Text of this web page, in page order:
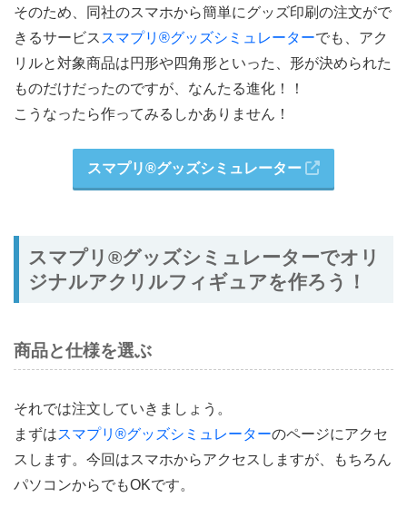
そのため、同社のスマホから簡単にグッズ印刷の注文がで
きるサービス スマプリ®グッズシミュレーターでも、アク
リルと対象商品は円形や四角形といった、形が決められた
ものだけだったのですが、なんたる進化！！
こうなったら作ってみるしかありません！
スマプリ®️グッズシミュレーター
スマプリ®️グッズシミュレーターでオリ
ジナルアクリルフィギュアを作ろう！
商品と仕様を選ぶ
それでは注文していきましょう。
まずはスマプリ®グッズシミュレーターのページにアクセ
スします。今回はスマホからアクセスしますが、もちろん
パソコンからでもOKです。